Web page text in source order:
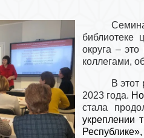
библиотеке
округа –
коллегами,
В
2023 года.
стала
укреплении